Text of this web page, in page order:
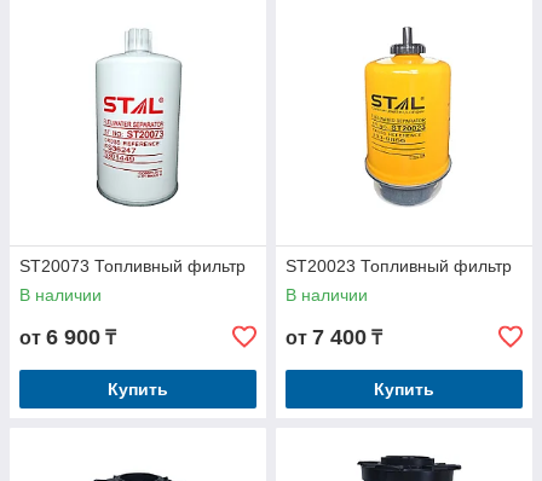
ST20073 Топливный фильтр
В наличии
от 6 900 ₸
Купить
ST20023 Топливный фильтр
В наличии
от 7 400 ₸
Купить